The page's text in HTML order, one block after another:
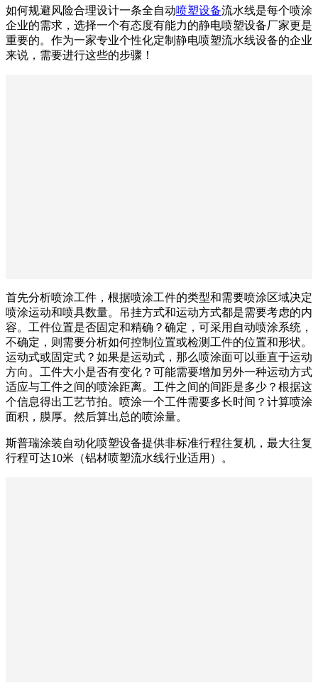
如何规避风险合理设计一条全自动喷塑设备流水线是每个喷涂
企业的需求，选择一个有态度有能力的静电喷塑设备厂家更是
重要的。作为一家专业个性化定制静电喷塑流水线设备的企业
来说，需要进行这些的步骤！
首先分析喷涂工件，根据喷涂工件的类型和需要喷涂区域决定
喷涂运动和喷具数量。吊挂方式和运动方式都是需要考虑的内
容。工件位置是否固定和精确？确定，可采用自动喷涂系统，
不确定，则需要分析如何控制位置或检测工件的位置和形状。
运动式或固定式？如果是运动式，那么喷涂面可以垂直于运动
方向。工件大小是否有变化？可能需要增加另外一种运动方式
适应与工件之间的喷涂距离。工件之间的间距是多少？根据这
个信息得出工艺节拍。喷涂一个工件需要多长时间？计算喷涂
面积，膜厚。然后算出总的喷涂量。
斯普瑞涂装自动化喷塑设备提供非标准行程往复机，最大往复
行程可达10米（铝材喷塑流水线行业适用）。